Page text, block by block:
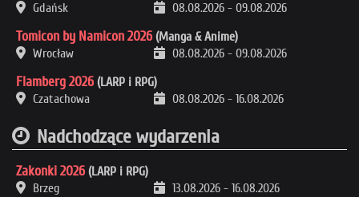
Gdańsk
08.08.2026 - 09.08.2026
Tomicon by Namicon 2026 (Manga & Anime)
Wrocław
08.08.2026 - 09.08.2026
Flamberg 2026 (LARP i RPG)
Czatachowa
08.08.2026 - 16.08.2026
Nadchodzące wydarzenia
Zakonki 2026 (LARP i RPG)
Brzeg
13.08.2026 - 16.08.2026